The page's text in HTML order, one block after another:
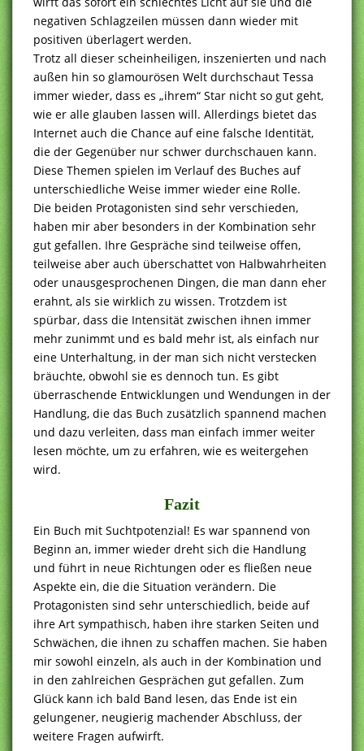
negativen Schlagzeilen müssen dann wieder mit
positiven überlagert werden.
Trotz all dieser scheinheiligen, inszenierten und nach
außen hin so glamourösen Welt durchschaut Tessa
immer wieder, dass es „ihrem“ Star nicht so gut geht,
wie er alle glauben lassen will. Allerdings bietet das
Internet auch die Chance auf eine falsche Identität,
die der Gegenüber nur schwer durchschauen kann.
Diese Themen spielen im Verlauf des Buches auf
unterschiedliche Weise immer wieder eine Rolle.
Die beiden Protagonisten sind sehr verschieden,
haben mir aber besonders in der Kombination sehr
gut gefallen. Ihre Gespräche sind teilweise offen,
teilweise aber auch überschattet von Halbwahrheiten
oder unausgesprochenen Dingen, die man dann eher
erahnt, als sie wirklich zu wissen. Trotzdem ist
spürbar, dass die Intensität zwischen ihnen immer
mehr zunimmt und es bald mehr ist, als einfach nur
eine Unterhaltung, in der man sich nicht verstecken
bräuchte, obwohl sie es dennoch tun. Es gibt
überraschende Entwicklungen und Wendungen in der
Handlung, die das Buch zusätzlich spannend machen
und dazu verleiten, dass man einfach immer weiter
lesen möchte, um zu erfahren, wie es weitergehen
wird.
Fazit
Ein Buch mit Suchtpotenzial! Es war spannend von
Beginn an, immer wieder dreht sich die Handlung
und führt in neue Richtungen oder es fließen neue
Aspekte ein, die die Situation verändern. Die
Protagonisten sind sehr unterschiedlich, beide auf
ihre Art sympathisch, haben ihre starken Seiten und
Schwächen, die ihnen zu schaffen machen. Sie haben
mir sowohl einzeln, als auch in der Kombination und
in den zahlreichen Gesprächen gut gefallen. Zum
Glück kann ich bald Band lesen, das Ende ist ein
gelungener, neugierig machender Abschluss, der
weitere Fragen aufwirft.